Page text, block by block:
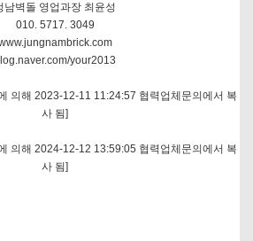
남벽돌 영업과장 최윤성
010. 5717. 3049
your2013
의해 2023-12-11 11:24:57 협력업체문의에서 복
사 됨]
의해 2024-12-12 13:59:05 협력업체문의에서 복
사 됨]